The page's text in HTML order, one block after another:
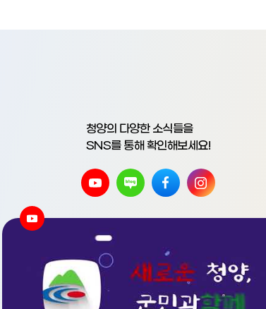
청양의 다양한 소식들을
SNS를 통해 확인해보세요!